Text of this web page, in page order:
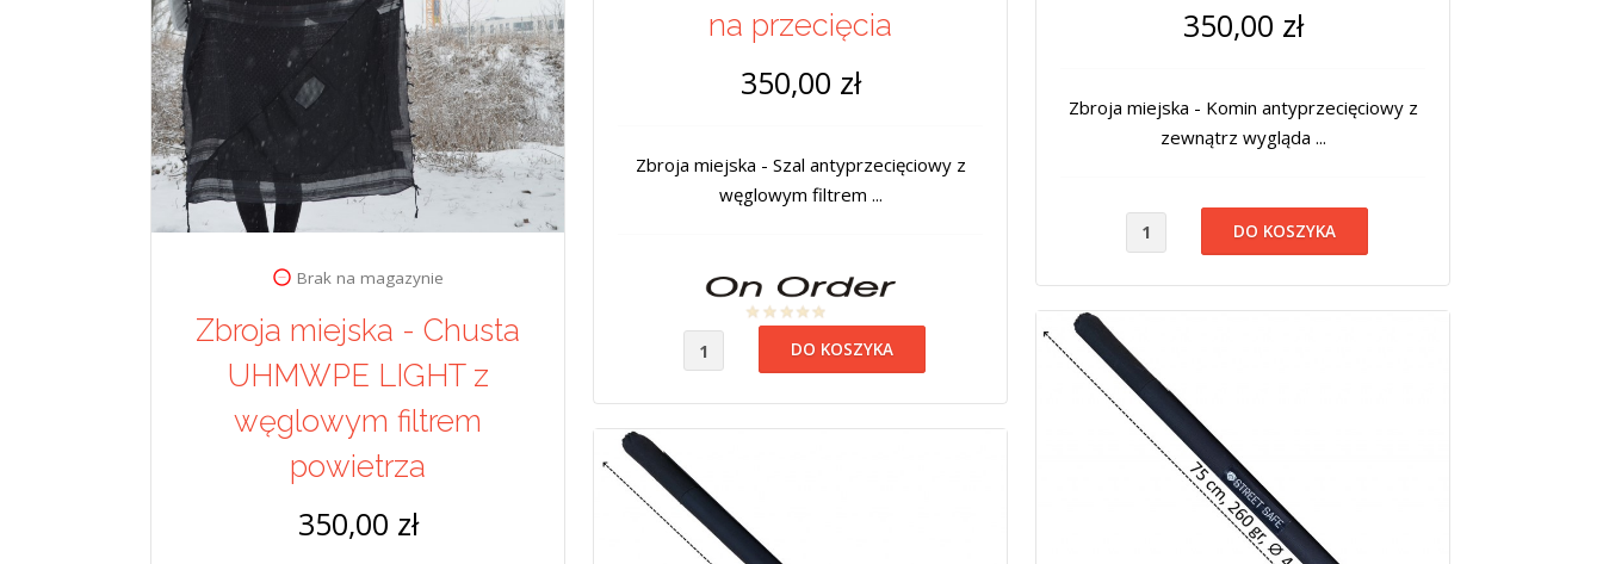
350,00 zł
Zbroja miejska - Komin antyprzecięciowy z
zewnątrz wygląda ...
na przecięcia
350,00 zł
Zbroja miejska - Szal antyprzecięciowy z
węglowym filtrem ...
Brak na magazynie
Zbroja miejska - Chusta
UHMWPE LIGHT z
węglowym filtrem
powietrza
350,00 zł